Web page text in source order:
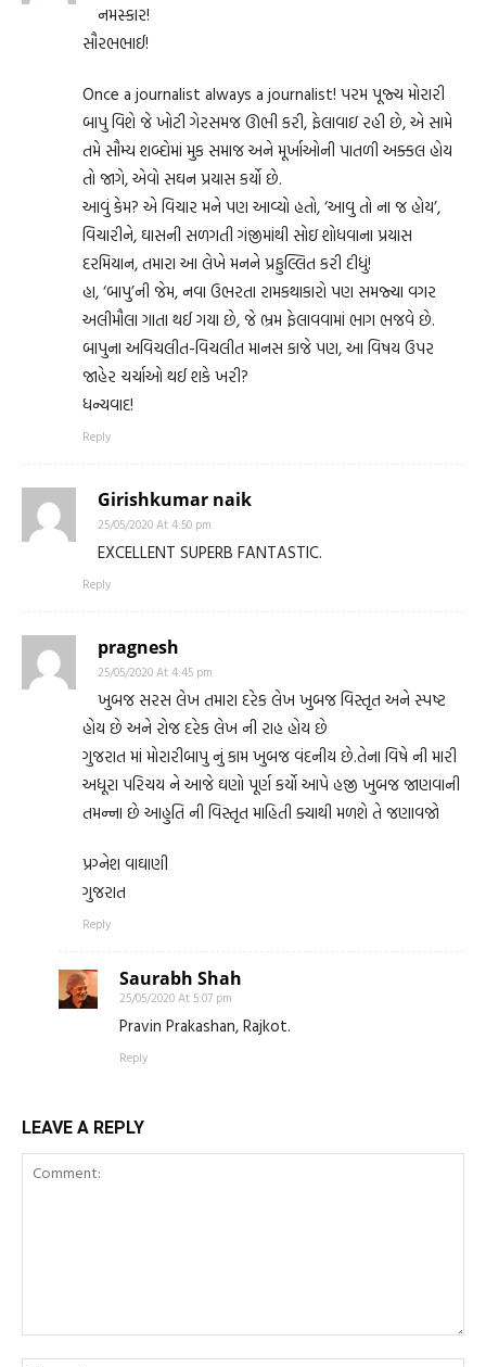
નમસ્કાર!
સૌરભભાઈ!
Once a journalist always a journalist! પરમ પૂજ્ય મોરારી
બાપુ વિશે જે ખોટી ગેરસમજ ઊભી કરી, ફેલાવાઇ રહી છે, એ સામે
તમે સૌમ્ય શબ્દોમાં મુક સમાજ અને મૂર્ખાઓની પાતળી અક્કલ હોય
તો જાગે, એવો સઘન પ્રયાસ કર્યો છે.
આવું કેમ? એ વિચાર મને પણ આવ્યો હતો, ‘આવુ તો ના જ હોય’,
વિચારીને, ઘાસની સળગતી ગંજીમાંથી સોઇ શોધવાના પ્રયાસ
દરમિયાન, તમારા આ લેખે મનને પ્રફુલ્લિત કરી દીધું!
હા, ‘બાપુ’ની જેમ, નવા ઉભરતા રામકથાકારો પણ સમજ્યા વગર
અલીમૌલા ગાતા થઈ ગયા છે, જે ભ્રમ ફેલાવવામાં ભાગ ભજવે છે.
બાપુના અવિચલીત-વિચલીત માનસ કાજે પણ, આ વિષય ઉપર
જાહેર ચર્ચાઓ થઈ શકે ખરી?
ધન્યવાદ!
Reply
Girishkumar naik
25/05/2020 At 4:50 pm
EXCELLENT SUPERB FANTASTIC.
Reply
pragnesh
25/05/2020 At 4:45 pm
ખુબજ સરસ લેખ તમારા દરેક લેખ ખુબજ વિસ્તૃત અને સ્પષ્ટ
હોય છે અને રોજ દરેક લેખ ની રાહ હોય છે
ગુજરાત માં મોરારીબાપુ નું કામ ખુબજ વંદનીય છે.તેના વિષે ની મારી
અધૂરા પરિચય ને આજે ઘણો પૂર્ણ કર્યો આપે હજી ખુબજ જાણવાની
તમન્ના છે આહુતિ ની વિસ્તૃત માહિતી ક્યાથી મળશે તે જણાવજો
પ્રગ્નેશ વાઘાણી
ગુજરાત
Reply
Saurabh Shah
25/05/2020 At 5:07 pm
Pravin Prakashan, Rajkot.
Reply
LEAVE A REPLY